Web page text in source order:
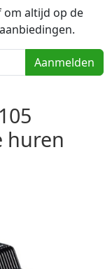
om altijd op de
Aanmelden
huren